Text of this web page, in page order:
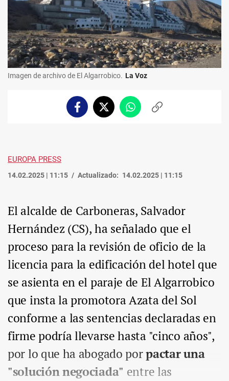
Imagen de archivo de El Algarrobico. La Voz
FacebookTwitterWhatsappCopiar
EUROPA PRESS
14.02.2025 | 11:15 Actualizado: 14.02.2025 | 11:15
El alcalde de Carboneras, Salvador
Hernández (CS), ha señalado que el
proceso para la revisión de oficio de la
licencia para la edificación del hotel que
se asienta en el paraje de El Algarrobico
que insta la promotora Azata del Sol
conforme a las sentencias declaradas en
firme podría llevarse hasta "cinco años",
por lo que ha abogado porpactar una
"solución negociada" entre las